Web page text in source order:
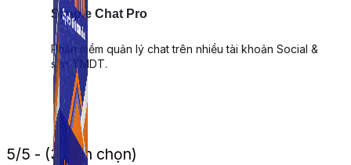
Simple Chat Pro
Phần mềm quản lý chat trên nhiều tài khoản Social &
sàn TMDT.
5/5 - (3 bình chọn)